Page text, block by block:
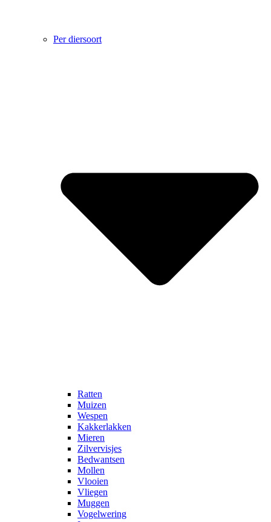
Per diersoort
Ratten
Muizen
Wespen
Kakkerlakken
Mieren
Zilvervisjes
Bedwantsen
Mollen
Vlooien
Vliegen
Muggen
Vogelwering